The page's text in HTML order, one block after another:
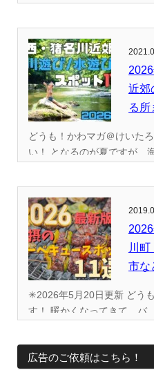
近郊
る所
どうも！かわマガ＠けいた
い！ となるのが夏ですが、
川
市な
✳︎2026年5月20日更新 どう
す！ 暖かくなってきて、バ...
広告のご依頼はこちら！